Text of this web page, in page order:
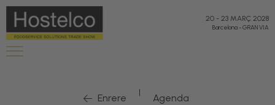
20 - 23 MARÇ 2028
Barcelona-GRAN VIA
Enrere | Agenda